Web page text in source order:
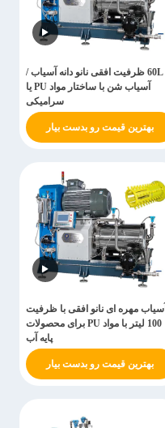
60L ظرفیت افقی نانو دانه آسیاب /
آسیاب شن با ساختار مواد PU یا
سرامیکی
بهترین قیمت رو بدست بیار
آسیاب مهره ای نانو افقی با ظرفیت
100 لیتر با مواد PU برای محصولات
پایه آب
بهترین قیمت رو بدست بیار